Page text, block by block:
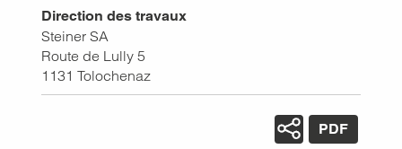
Direction des travaux
Steiner SA
Route de Lully 5
1131 Tolochenaz
PDF